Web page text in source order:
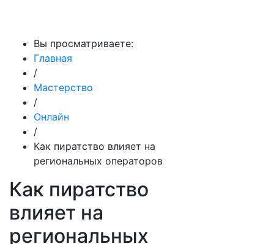
Вы просматриваете:
Главная
/
Мастерство
/
Онлайн
/
Как пиратство влияет на
региональных операторов
Как пиратство
влияет на
региональных